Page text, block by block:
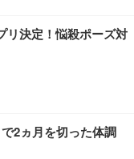
(ホワイト)
クチェア 肘なし メ
ト付き 腰サポート ガ
スター付き コンパク
】GRAPHT THE S
Essential ゲーミン
FHD 量子ドット 残
超厚型 お徳用 レギ
限定】
リ決定！悩殺ポーズ対
2ヵ月を切った体調